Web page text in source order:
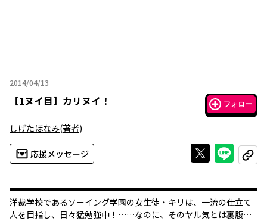
2014/04/13
2014年04月13日
【1ヌイ目】 カリヌイ！ フォロー
しげたほなみ(著者)
応援メッセージ Xで投稿する
ライン
コピー
洋裁学校であるソーイング学園の女生徒・キリは、一流の仕立て
人を目指し、日々猛勉強中！……なのに、そのヤル気とは裏腹